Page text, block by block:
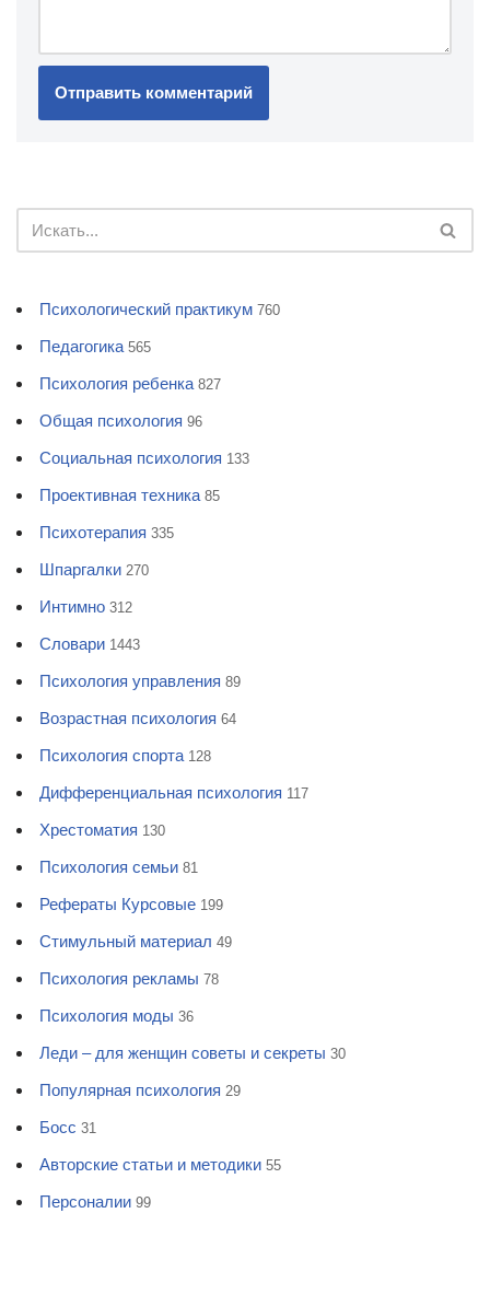
Психологический практикум 760
Педагогика 565
Психология ребенка 827
Общая психология 96
Социальная психология 133
Проективная техника 85
Психотерапия 335
Шпаргалки 270
Интимно 312
Словари 1443
Психология управления 89
Возрастная психология 64
Психология спорта 128
Дифференциальная психология 117
Хрестоматия 130
Психология семьи 81
Рефераты Курсовые 199
Стимульный материал 49
Психология рекламы 78
Психология моды 36
Леди – для женщин советы и секреты 30
Популярная психология 29
Босс 31
Авторские статьи и методики 55
Персоналии 99